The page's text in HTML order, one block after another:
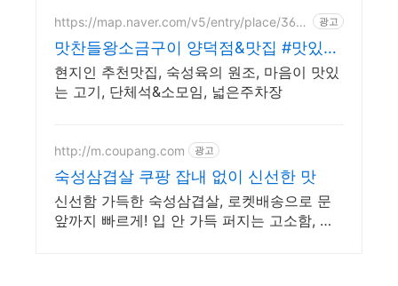
https://map.naver.com/v5/entry/place/3621
광고
맛찬들왕소금구이 양덕점&맛집 #맛있는
고기집
현지인 추천맛집, 숙성육의 원조, 마음이 맛있
는 고기, 단체석&소모임, 넓은주차장
http://m.coupang.com 광고
숙성삼겹살 쿠팡 잡내 없이 신선한 맛
신선함 가득한 숙성삼겹살, 로켓배송으로 문
앞까지 빠르게! 입 안 가득 퍼지는 고소함, 돼